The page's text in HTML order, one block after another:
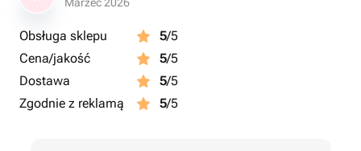
Obsługa sklepu 5/5
Cena/jakość
5/5
Dostawa
5/5
Zgodnie z reklamą
5/5